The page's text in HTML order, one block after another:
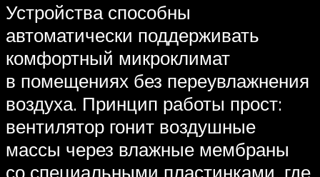
Устройства способны
автоматически поддерживать
комфортный микроклимат
в помещениях без переувлажнения
воздуха. Принцип работы прост:
вентилятор гонит воздушные
массы через влажные мембраны
со специальными пластинками, где